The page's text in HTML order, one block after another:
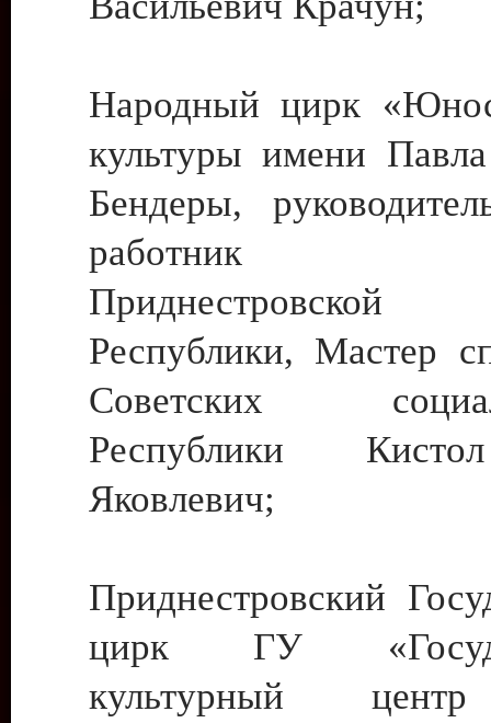
Народный цирк
культуры имени
Бендеры,
работник
Приднестровской
Республики, Мастер
Советских
Республики
Яковлевич;
Приднестровский
цирк ГУ
культурный